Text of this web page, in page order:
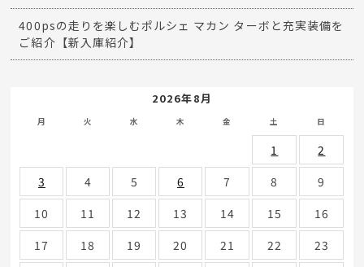
400psの走りを楽しむポルシェ マカン ターボと充実装備を
ご紹介【新入庫紹介】
2026年8月
月 火 水 木 金 土 日
1
2
3
4 5 6 7 8
9
10
11 12 13 14 15
16
17
18 19 20 21 22
23